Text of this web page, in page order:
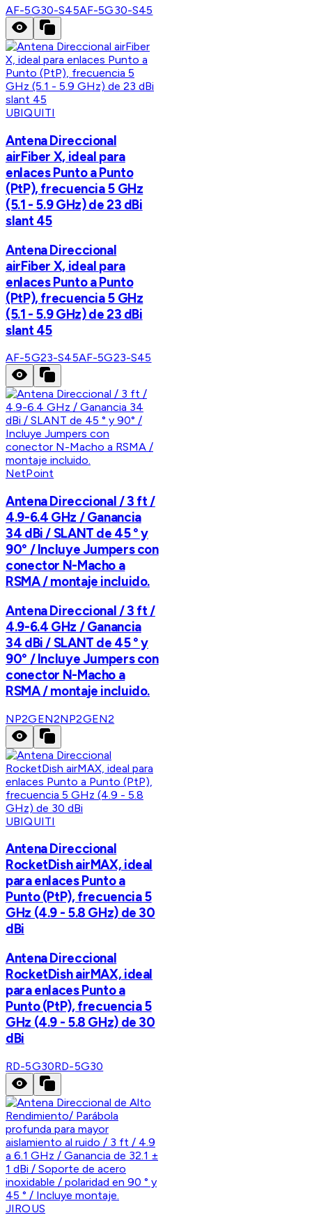
AF-5G30-S45AF-5G30-S45
UBIQUITI
Antena Direccional
airFiber X, ideal para
enlaces Punto a Punto
(PtP), frecuencia 5 GHz
(5.1 - 5.9 GHz) de 23 dBi
slant 45
Antena Direccional
airFiber X, ideal para
enlaces Punto a Punto
(PtP), frecuencia 5 GHz
(5.1 - 5.9 GHz) de 23 dBi
slant 45
AF-5G23-S45AF-5G23-S45
NetPoint
Antena Direccional / 3 ft /
4.9-6.4 GHz / Ganancia
34 dBi / SLANT de 45 ° y
90° / Incluye Jumpers con
conector N-Macho a
RSMA / montaje incluido.
Antena Direccional / 3 ft /
4.9-6.4 GHz / Ganancia
34 dBi / SLANT de 45 ° y
90° / Incluye Jumpers con
conector N-Macho a
RSMA / montaje incluido.
NP2GEN2NP2GEN2
UBIQUITI
Antena Direccional
RocketDish airMAX, ideal
para enlaces Punto a
Punto (PtP), frecuencia 5
GHz (4.9 - 5.8 GHz) de 30
dBi
Antena Direccional
RocketDish airMAX, ideal
para enlaces Punto a
Punto (PtP), frecuencia 5
GHz (4.9 - 5.8 GHz) de 30
dBi
RD-5G30RD-5G30
JIROUS